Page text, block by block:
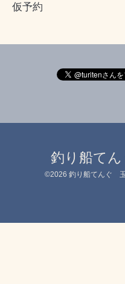
仮予約
釣り船て
©2026 釣り船てんぐ